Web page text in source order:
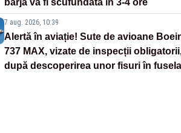
7 aug. 2026, 10:39
Alertă în aviație! Sute de avioane
737 MAX, vizate de inspecții
după descoperirea unor fisuri în